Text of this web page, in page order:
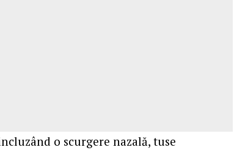
o scurgere nazală, tuse